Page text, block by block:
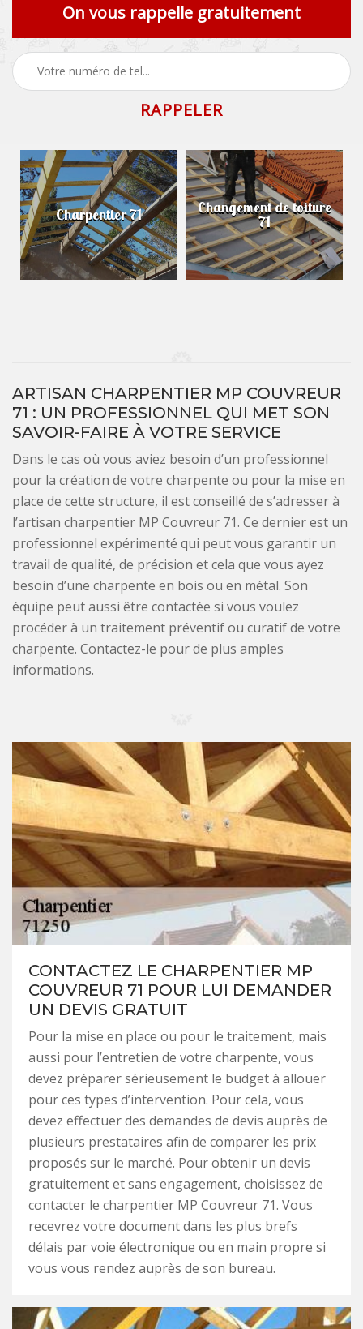
On vous rappelle gratuitement
Charpentier 71 Changement de toiture
71
ARTISAN CHARPENTIER MP COUVREUR
71 : UN PROFESSIONNEL QUI MET SON
SAVOIR-FAIRE À VOTRE SERVICE
Dans le cas où vous aviez besoin d’un professionnel
pour la création de votre charpente ou pour la mise en
place de cette structure, il est conseillé de s’adresser à
l’artisan charpentier MP Couvreur 71. Ce dernier est un
professionnel expérimenté qui peut vous garantir un
travail de qualité, de précision et cela que vous ayez
besoin d’une charpente en bois ou en métal. Son
équipe peut aussi être contactée si vous voulez
procéder à un traitement préventif ou curatif de votre
charpente. Contactez-le pour de plus amples
informations.
CONTACTEZ LE CHARPENTIER MP
COUVREUR 71 POUR LUI DEMANDER
UN DEVIS GRATUIT
Pour la mise en place ou pour le traitement, mais
aussi pour l’entretien de votre charpente, vous
devez préparer sérieusement le budget à allouer
pour ces types d’intervention. Pour cela, vous
devez effectuer des demandes de devis auprès de
plusieurs prestataires afin de comparer les prix
proposés sur le marché. Pour obtenir un devis
gratuitement et sans engagement, choisissez de
contacter le charpentier MP Couvreur 71. Vous
recevrez votre document dans les plus brefs
délais par voie électronique ou en main propre si
vous vous rendez auprès de son bureau.